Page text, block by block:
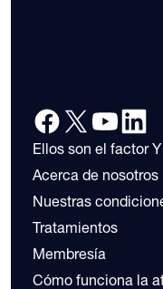
Ellos son el factor Y
Acerca de nosotros
Nuestras
Tratamientos
Membresía
Cómo funciona la